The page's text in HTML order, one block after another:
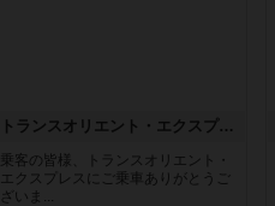
トランスオリエント・エクスプレス
乗客の皆様、トランスオリエント・
エクスプレスにご乗車ありがとうご
ざいま...